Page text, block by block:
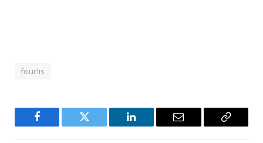
fourlis
Facebook Twitter LinkedIn Email
Copy